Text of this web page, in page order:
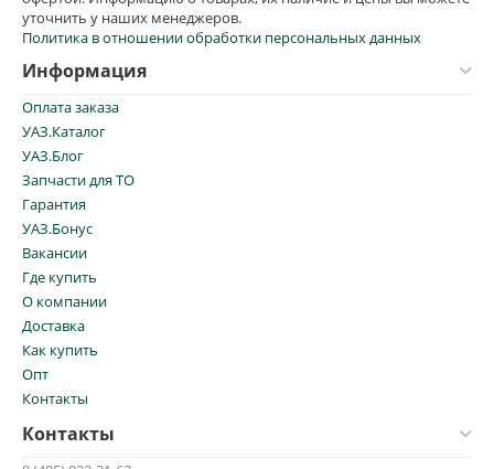
уточнить у наших менеджеров.
Политика в отношении обработки персональных данных
Информация
Оплата заказа
УАЗ.Каталог
УАЗ.Блог
Запчасти для ТО
Гарантия
УАЗ.Бонус
Вакансии
Где купить
О компании
Доставка
Как купить
Опт
Контакты
Контакты